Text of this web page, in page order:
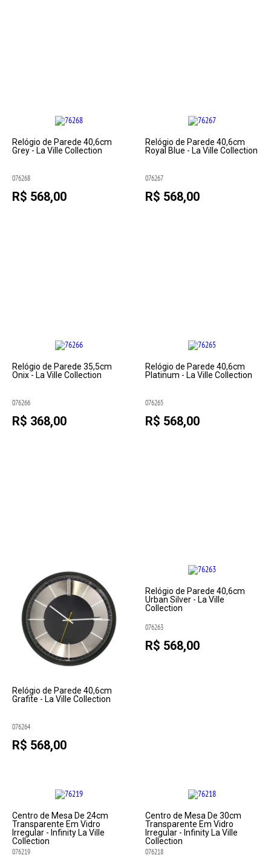
Relógio de Parede 40,6cm
Grey - La Ville Collection
076268
R$ 568,00
Relógio de Parede 40,6cm
Royal Blue - La Ville Collection
076267
R$ 568,00
Relógio de Parede 35,5cm
Onix - La Ville Collection
076266
R$ 368,00
Relógio de Parede 40,6cm
Platinum - La Ville Collection
076265
R$ 568,00
Relógio de Parede 40,6cm
Grafite - La Ville Collection
076264
R$ 568,00
Relógio de Parede 40,6cm
Urban Silver - La Ville
Collection
076263
R$ 568,00
Centro de Mesa De 24cm
Transparente Em Vidro
Irregular - Infinity La Ville
Collection
076219
Centro de Mesa De 30cm
Transparente Em Vidro
Irregular - Infinity La Ville
Collection
076218